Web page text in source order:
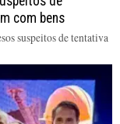
com bens
suspeitos de tentativa